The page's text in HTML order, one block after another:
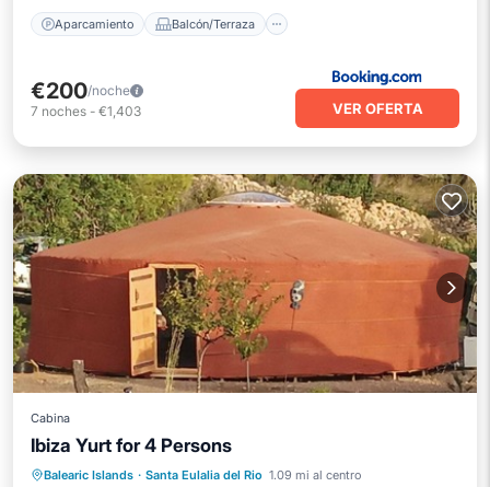
Aparcamiento Balcón/Terraza
€200/noche
7 noches - €1,403 VER OFERTA
Cabina
Ibiza Yurt for 4 Persons
Balearic Islands · Santa Eulalia del Rio 1.09 mi al centro
Aire acondicionado
Apto para niños
Ropa de cama